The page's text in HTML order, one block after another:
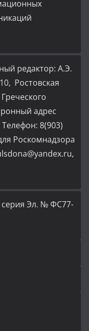
редактор: А.Э.
Ростовская
адрес
8(903)
Роскомнадзора
Эл. № ФС77-